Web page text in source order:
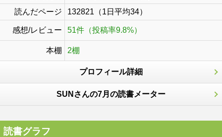
読んだページ
132821（1日平均34）
感想/レビュー 51件（投稿率9.8%）
本棚 2棚
プロフィール詳細
SUNさんの7月の読書メーター
読書グラフ